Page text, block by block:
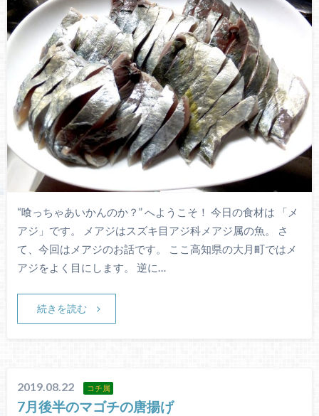
“喰っちゃあいかんのか？” へようこそ！ 今日の食材は 「メ
アジ」です。 メアジはスズキ目アジ科メアジ属の魚。 さ
て、今回はメアジのお話です。 ここ高知県の大月町ではメ
アジをよく目にします。 逆に…
続きを読む
2019.08.22 コチ属
7月後半のマゴチの唐揚げ